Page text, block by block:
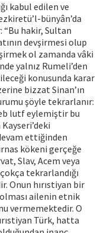
kabul edilen ve
bünyân’da
“Bu hakir, Sultan
devşirmesi olup
ol zamanda vâki
yalnız Rumeli’den
konusunda karar
bizzat Sinan’ın
şöyle tekrarlanır:
lutf eylemiştir bu
ettiğinden
kökeni gerçeğe
Slav, Acem veya
tekrarlandığı
Onun hırıstiyan bir
ailenin etnik
vermemektedir. O
Türk, hatta